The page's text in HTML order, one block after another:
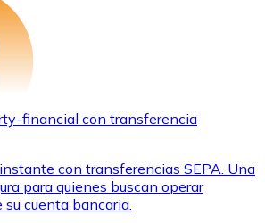
financial con transferencia
con transferencias SEPA. Una
para quienes buscan operar
cuenta bancaria.